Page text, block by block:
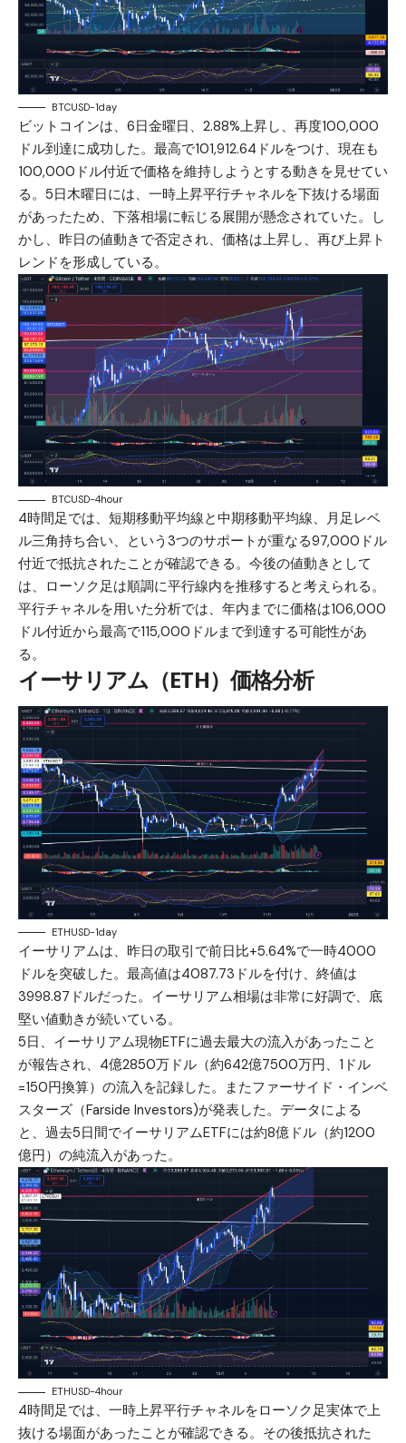
BTCUSD-1day
ビットコインは、6日金曜日、2.88%上昇し、再度100,000
ドル到達に成功した。最高で101,912.64ドルをつけ、現在も
100,000ドル付近で価格を維持しようとする動きを見せてい
る。5日木曜日には、一時上昇平行チャネルを下抜ける場面
があったため、下落相場に転じる展開が懸念されていた。し
かし、昨日の値動きで否定され、価格は上昇し、再び上昇ト
レンドを形成している。
BTCUSD-4hour
4時間足では、短期移動平均線と中期移動平均線、月足レベ
ル三角持ち合い、という3つのサポートが重なる97,000ドル
付近で抵抗されたことが確認できる。今後の値動きとして
は、ローソク足は順調に平行線内を推移すると考えられる。
平行チャネルを用いた分析では、年内までに価格は106,000
ドル付近から最高で115,000ドルまで到達する可能性があ
る。
イーサリアム（ETH）価格分析
ETHUSD-1day
イーサリアムは、昨日の取引で前日比+5.64%で一時4000
ドルを突破した。最高値は4087.73ドルを付け、終値は
3998.87ドルだった。イーサリアム相場は非常に好調で、底
堅い値動きが続いている。
5日、イーサリアム現物ETFに過去最大の流入があったこと
が報告され、4億2850万ドル（約642億7500万円、1ドル
=150円換算）の流入を記録した。またファーサイド・インベ
スターズ（Farside Investors)が発表した。データによる
と、過去5日間でイーサリアムETFには約8億ドル（約1200
億円）の純流入があった。
ETHUSD-4hour
4時間足では、一時上昇平行チャネルをローソク足実体で上
抜ける場面があったことが確認できる。その後抵抗された